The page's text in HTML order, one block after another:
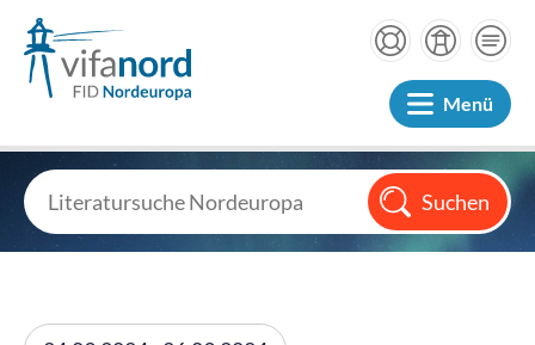
Menü